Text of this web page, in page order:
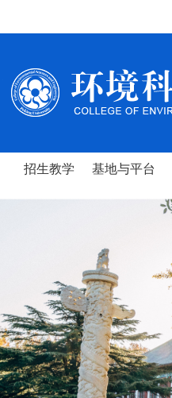
招生教学 基地与平台